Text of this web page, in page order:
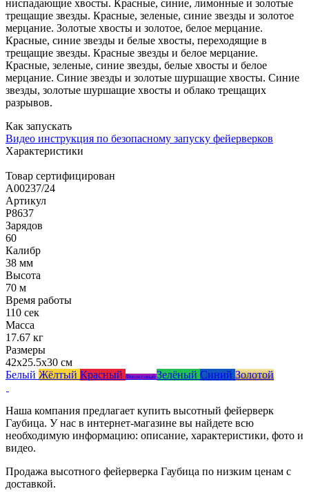
ниспадающие хвосты. Красные, синие, лимонные и золотые
трещащие звезды. Красные, зеленые, синие звезды и золотое
мерцание. Золотые хвосты и золотое, белое мерцание.
Красные, синие звезды и белые хвосты, переходящие в
трещащие звезды. Красные звезды и белое мерцание.
Красные, зеленые, синие звезды, белые хвосты и белое
мерцание. Синие звезды и золотые шуршащие хвосты. Синие
звезды, золотые шуршащие хвосты и облако трещащих
разрывов.
Как запускать
Видео инструкция по безопасному запуску фейерверков
Характеристики
Товар сертифицирован
A00237/24
Артикул
Р8637
Зарядов
60
Калибр
38 мм
Высота
70 м
Время работы
110 сек
Масса
17.67 кг
Размеры
42x25.5x30 см
Белый Жёлтый Красный Фиолетовый Зелёный Синий Золотой
Наша компания предлагает купить высотный фейерверк
Гаубица. У нас в интернет-магазине вы найдете всю
необходимую информацию: описание, характеристики, фото и
видео.
Продажа высотного фейерверка Гаубица по низким ценам с
доставкой.